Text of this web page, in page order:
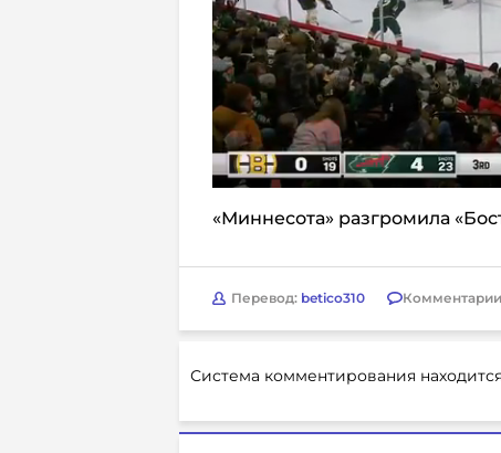
«Миннесота» разгромила
Перевод: betico310
Система комментирования